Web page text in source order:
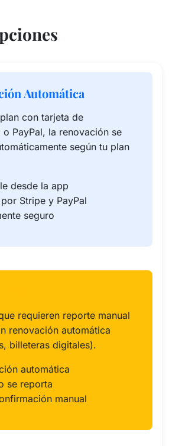
Automática
con tarjeta de
PayPal, la renovación se
según tu plan
desde la app
Stripe y PayPal
seguro
requieren reporte manual
renovación automática
billeteras digitales).
automática
se reporta
manual